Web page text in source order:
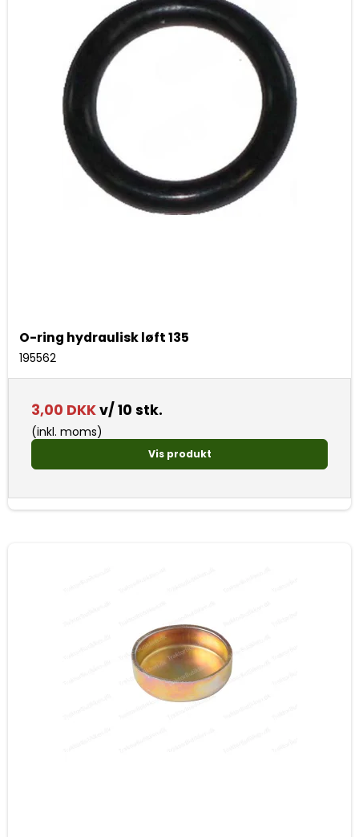
O-ring hydraulisk løft 135
195562
3,00 DKKv/ 10 stk.
(inkl. moms)
Vis produkt